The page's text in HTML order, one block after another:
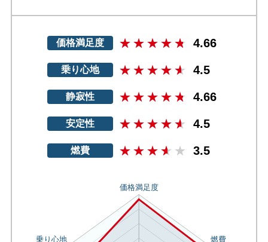
価格満足度 4.66
乗り心地 4.5
静寂性 4.66
安定性 4.5
燃費 3.5